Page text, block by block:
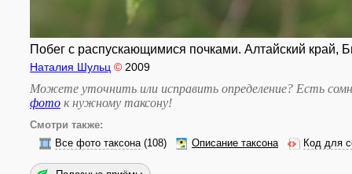
Побег с распускающимися почками. Алтайский край,
Наталия Шульц © 2009
Можете уточнить или исправить определение? Есть
фото к нужному таксону!
Смотри также:
Все фото таксона(108) Описание таксона Код для